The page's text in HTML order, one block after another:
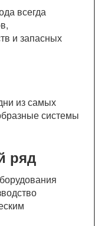
всегда
и запасных
из самых
системы
ряд